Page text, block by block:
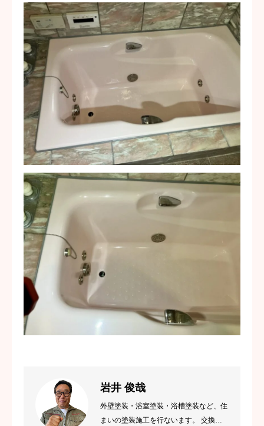
岩井 俊哉
外壁塗装・浴室塗装・浴槽塗装など、住
まいの塗装施工を行ないます。 交換に